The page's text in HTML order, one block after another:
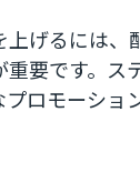
上げるには、
重要です。ス
ロモーショ